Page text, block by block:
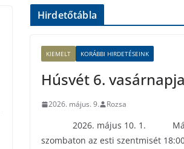
Hirdetőtábla
KIEMELT KORÁBBI HIRDETÉSEINK
Húsvét 6. vasárnapja
2026. május. 9. Rozsa
2026. május 10. 1.
szombaton az esti szentmisét